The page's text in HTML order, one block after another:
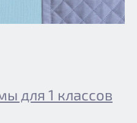
для 1 классов